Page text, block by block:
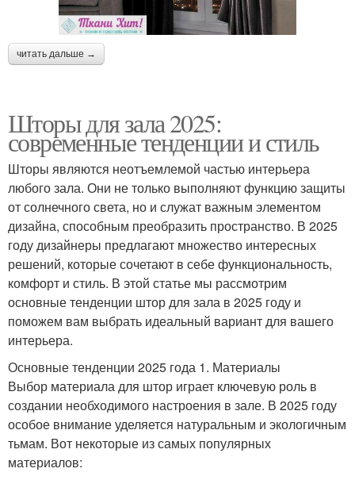
читать дальше →
Шторы для зала 2025:
современные тенденции и стиль
Шторы являются неотъемлемой частью интерьера
любого зала. Они не только выполняют функцию защиты
от солнечного света, но и служат важным элементом
дизайна, способным преобразить пространство. В 2025
году дизайнеры предлагают множество интересных
решений, которые сочетают в себе функциональность,
комфорт и стиль. В этой статье мы рассмотрим
основные тенденции штор для зала в 2025 году и
поможем вам выбрать идеальный вариант для вашего
интерьера.
Основные тенденции 2025 года 1. Материалы
Выбор материала для штор играет ключевую роль в
создании необходимого настроения в зале. В 2025 году
особое внимание уделяется натуральным и экологичным
тьмам. Вот некоторые из самых популярных
материалов: